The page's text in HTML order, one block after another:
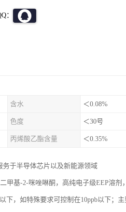
：
含水 ＜0.08%
色度 ＜30号
丙烯酸乙酯含量 ＜0.35%
于半导体芯片以及新能源领域
甲基-2-咪唑啉酮，高纯电子级EEP溶剂
，如特殊要求可控制在10ppb以下；主